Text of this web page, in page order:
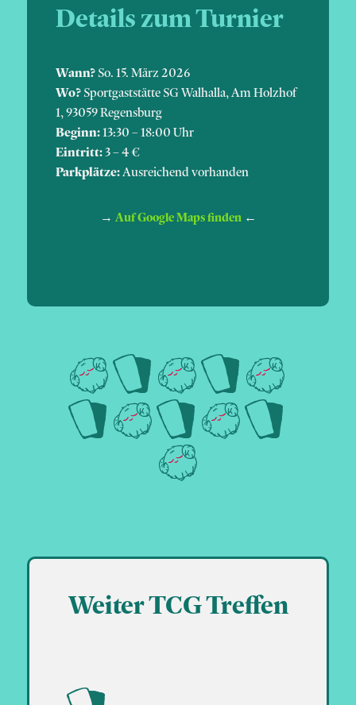
Details zum Turnier
Wann?So. 15. März 2026
Wo?Sportgaststätte SG Walhalla, Am Holzhof
1, 93059 Regensburg
Beginn:13:30 – 18:00 Uhr
Eintritt:3 – 4 €
Parkplätze:Ausreichend vorhanden
→ Auf Google Maps finden←
Weiter TCG Treffen